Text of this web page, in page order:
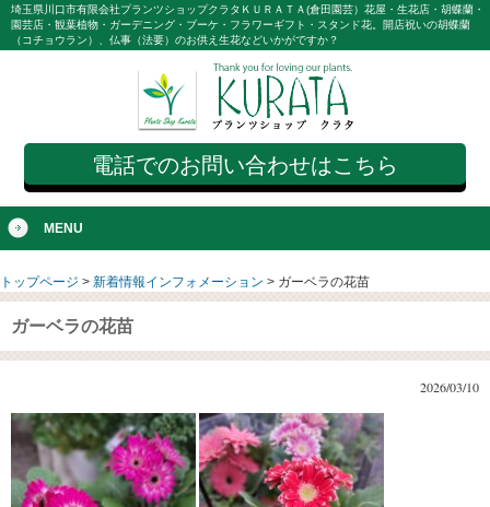
埼玉県川口市有限会社プランツショップクラタＫＵＲＡＴＡ(倉田園芸）花屋・生花店・胡蝶蘭・
園芸店・観葉植物・ガーデニング・ブーケ・フラワーギフト・スタンド花。開店祝いの胡蝶蘭
（コチョウラン）、仏事（法要）のお供え生花などいかがですか？
電話でのお問い合わせはこちら
MENU
トップページ > 新着情報インフォメーション > ガーベラの花苗
ガーベラの花苗
2026/03/10